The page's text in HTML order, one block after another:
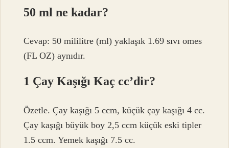
50 ml ne kadar?
Cevap: 50 mililitre (ml) yaklaşık 1.69 sıvı omes
(FL OZ) aynıdır.
1 Çay Kaşığı Kaç cc’dir?
Özetle. Çay kaşığı 5 ccm, küçük çay kaşığı 4 cc.
Çay kaşığı büyük boy 2,5 ccm küçük eski tipler
1.5 ccm. Yemek kaşığı 7.5 cc.